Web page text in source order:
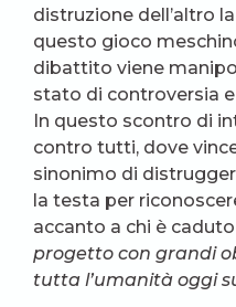
distruzione dell’altro
questo gioco
dibattito viene
stato di controversia
In questo scontro di
contro tutti, dove
sinonimo di
la testa per
accanto a chi è
progetto con grandi
tutta l’umanità oggi